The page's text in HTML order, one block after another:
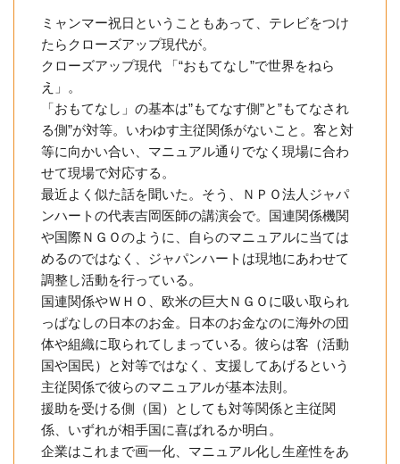
ミャンマー祝日ということもあって、テレビをつけ
たらクローズアップ現代が。
クローズアップ現代 「“おもてなし”で世界をねら
え」。
「おもてなし」の基本は”もてなす側”と”もてなされ
る側”が対等。いわゆす主従関係がないこと。客と対
等に向かい合い、マニュアル通りでなく現場に合わ
せて現場で対応する。
最近よく似た話を聞いた。そう、ＮＰＯ法人ジャパ
ンハートの代表吉岡医師の講演会で。国連関係機関
や国際ＮＧＯのように、自らのマニュアルに当ては
めるのではなく、ジャパンハートは現地にあわせて
調整し活動を行っている。
国連関係やＷＨＯ、欧米の巨大ＮＧＯに吸い取られ
っぱなしの日本のお金。日本のお金なのに海外の団
体や組織に取られてしまっている。彼らは客（活動
国や国民）と対等ではなく、支援してあげるという
主従関係で彼らのマニュアルが基本法則。
援助を受ける側（国）としても対等関係と主従関
係、いずれが相手国に喜ばれるか明白。
企業はこれまで画一化、マニュアル化し生産性をあ